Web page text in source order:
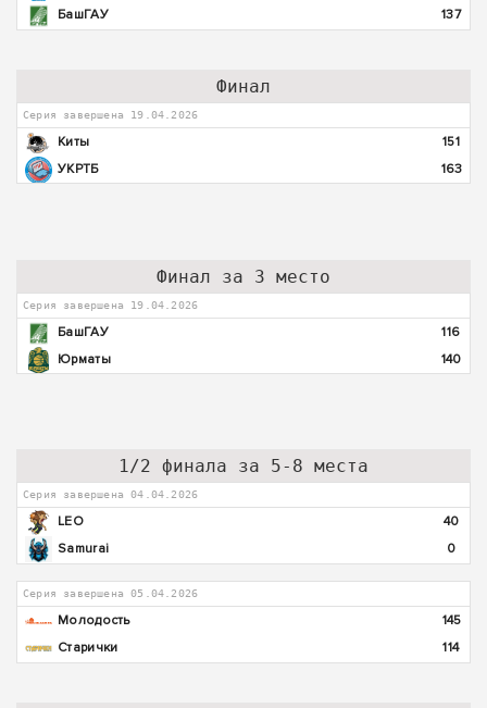
БашГАУ
137
Финал
Серия завершена 19.04.2026
Киты
151
УКРТБ
163
Финал за 3 место
Серия завершена 19.04.2026
БашГАУ
116
Юрматы
140
1/2 финала за 5-8 места
Серия завершена 04.04.2026
LEO
40
Samurai
0
Серия завершена 05.04.2026
Молодость
145
Старички
114